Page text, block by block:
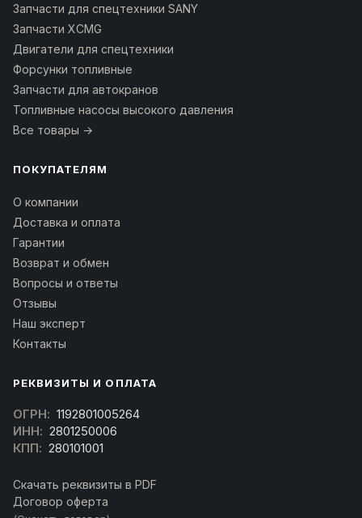
Запчасти для спецтехники SANY
Запчасти XCMG
Двигатели для спецтехники
Форсунки топливные
Запчасти для автокранов
Топливные насосы высокого давления
Все товары →
ПОКУПАТЕЛЯМ
О компании
Доставка и оплата
Гарантии
Возврат и обмен
Вопросы и ответы
Отзывы
Наш эксперт
Контакты
РЕКВИЗИТЫ И ОПЛАТА
ОГРН: 1192801005264
ИНН: 2801250006
КПП: 280101001
Скачать реквизиты в PDF
Договор оферта